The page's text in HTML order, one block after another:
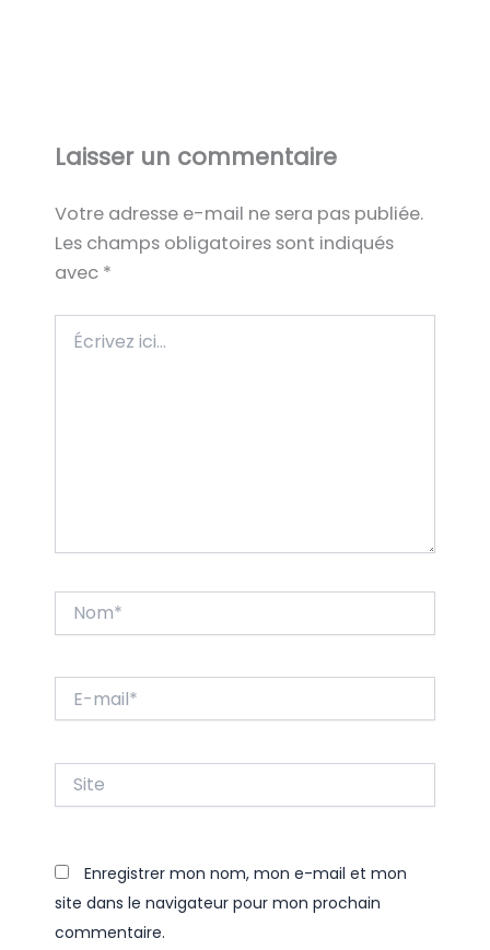
Laisser un commentaire
Votre adresse e-mail ne sera pas publiée.
Les champs obligatoires sont indiqués
avec *
ici…
mail*
Enregistrer mon nom, mon e-mail et mon
site dans le navigateur pour mon prochain
commentaire.